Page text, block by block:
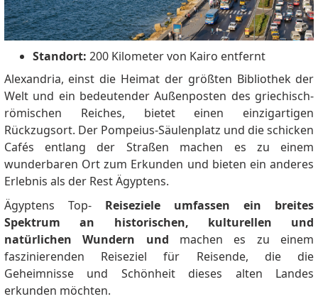
Standort: 200 Kilometer von Kairo entfernt
Alexandria, einst die Heimat der größten Bibliothek der
Welt und ein bedeutender Außenposten des griechisch-
römischen Reiches, bietet einen einzigartigen
Rückzugsort. Der Pompeius-Säulenplatz und die schicken
Cafés entlang der Straßen machen es zu einem
wunderbaren Ort zum Erkunden und bieten ein anderes
Erlebnis als der Rest Ägyptens.
Ägyptens Top- Reiseziele umfassen ein breites
Spektrum an historischen, kulturellen und
natürlichen Wundern und machen es zu einem
faszinierenden Reiseziel für Reisende, die die
Geheimnisse und Schönheit dieses alten Landes
erkunden möchten.